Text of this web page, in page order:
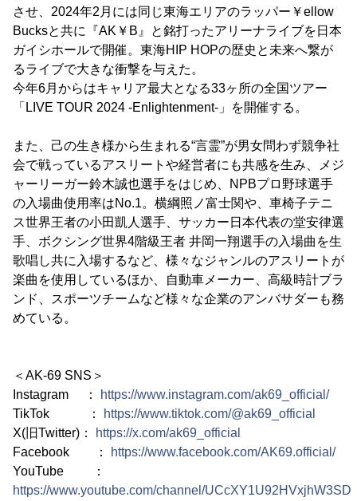
させ、2024年2月には同じ東海エリアのラッパー￥ellow
Bucksと共に『AK￥B』と銘打ったアリーナライブを日本
ガイシホールで開催。東海HIP HOPの歴史と未来へ繋が
るライブで大きな衝撃を与えた。
今年6月からはキャリア最大となる33ヶ所の全国ツアー
「LIVE TOUR 2024 -Enlightenment-」を開催する。
また、己の生き様から生まれる“言霊”が男女問わず競争社
会で戦っているアスリートや経営者にも共感を生み、メジ
ャーリーガー鈴木誠也選手をはじめ、NPBプロ野球選手
の入場曲使用率はNo.1。横綱照ノ富士関や、車椅子テニ
ス世界王者の小田凱人選手、サッカー日本代表の堂安律選
手、ボクシング世界4階級王者 井岡一翔選手の入場曲を生
歌唱し共に入場するなど、様々なジャンルのアスリートが
楽曲を使用しているほか、自動車メーカー、高級時計ブラ
ンド、スポーツチームなど様々な企業のアンバサダーも務
めている。
＜AK-69 SNS＞
Instagram ：
https://www.instagram.com/ak69_official/
TikTok ：
https://www.tiktok.com/@ak69_official
X(旧Twitter)：
https://x.com/ak69_official
Facebook ：
https://www.facebook.com/AK69.official/
YouTube ：
https://www.youtube.com/channel/